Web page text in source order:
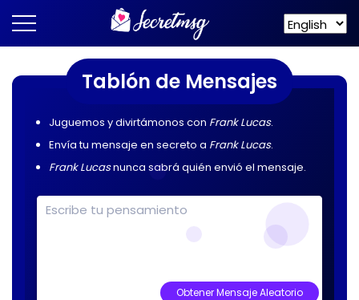
Tablón de Mensajes
Juguemos y divirtámonos con Frank Lucas.
Envía tu mensaje en secreto a Frank Lucas.
Frank Lucasnunca sabrá quién envió el mensaje.
Obtener Mensaje Aleatorio